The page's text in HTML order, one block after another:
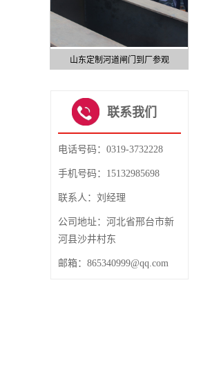
山东定制河道闸门到厂参观
联系我们
电话号码：0319-3732228
手机号码：15132985698
联系人：刘经理
公司地址：河北省邢台市新
河县沙井村东
邮箱：865340999@qq.com